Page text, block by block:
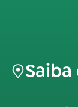
Saiba